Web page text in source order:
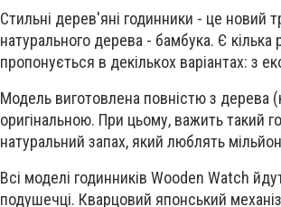
Стильні дерев'яні годинники - це новий
натурального дерева - бамбука. Є кілька
пропонується в декількох варіантах: з
Модель виготовлена повністю з дерева
оригінальною. При цьому, важить такий
натуральний запах, який люблять
Всі моделі годинників Wooden Watch
подушечці. Кварцовий японський